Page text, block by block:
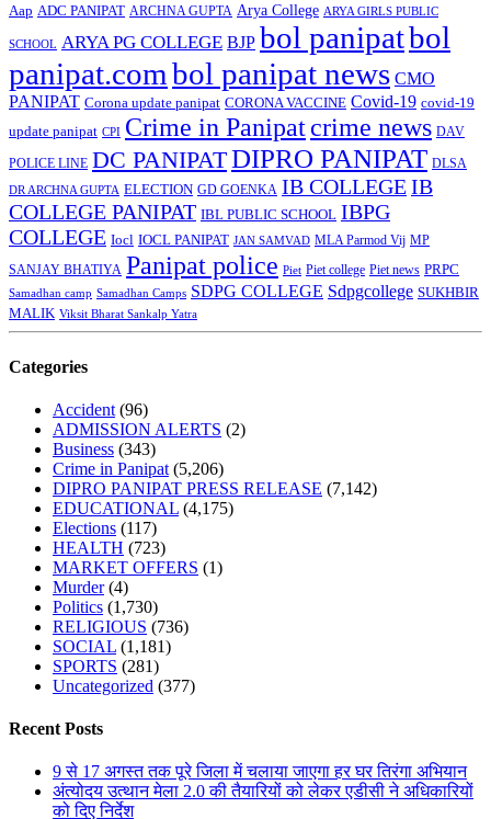
Aap ADC PANIPAT ARCHNA GUPTA Arya College ARYA GIRLS PUBLIC
SCHOOL ARYA PG COLLEGE BJP bol panipatbol
panipat.combol panipat news CMO
PANIPAT Corona update panipat CORONA VACCINE Covid-19 covid-19
update panipat CPI Crime in Panipatcrime news DAV
POLICE LINE DC PANIPATDIPRO PANIPAT DLSA
DR ARCHNA GUPTA ELECTION GD GOENKA IB COLLEGEIB
COLLEGE PANIPAT IBL PUBLIC SCHOOL IBPG
COLLEGE Iocl IOCL PANIPAT JAN SAMVAD MLA Parmod Vij MP
SANJAY BHATIYA Panipat police Piet Piet college Piet news PRPC
Samadhan camp Samadhan Camps SDPG COLLEGE Sdpgcollege SUKHBIR
MALIK Viksit Bharat Sankalp Yatra
Categories
Accident (96)
ADMISSION ALERTS (2)
Business (343)
Crime in Panipat (5,206)
DIPRO PANIPAT PRESS RELEASE (7,142)
EDUCATIONAL (4,175)
Elections (117)
HEALTH (723)
MARKET OFFERS (1)
Murder(4)
Politics (1,730)
RELIGIOUS (736)
SOCIAL (1,181)
SPORTS (281)
Uncategorized (377)
Recent Posts
9 से 17 अगस्त तक पूरे जिला में चलाया जाएगा हर घर तिरंगा अभियान
अंत्योदय उत्थान मेला 2.0 की तैयारियों को लेकर एडीसी ने अधिकारियों
को दिए निर्देश